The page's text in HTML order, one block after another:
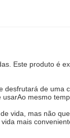
Este produto é
de uma
mesmo
vida, mas não
mais